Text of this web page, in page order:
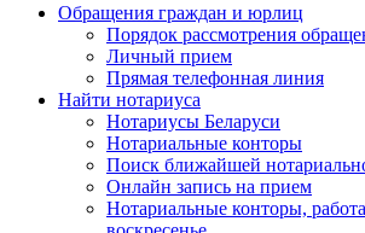
Обращения граждан и юрлиц
Порядок рассмотрения
Личный прием
Прямая телефонная линия
Найти нотариуса
Нотариусы Беларуси
Нотариальные конторы
Поиск ближайшей
Онлайн запись на прием
Нотариальные конторы,